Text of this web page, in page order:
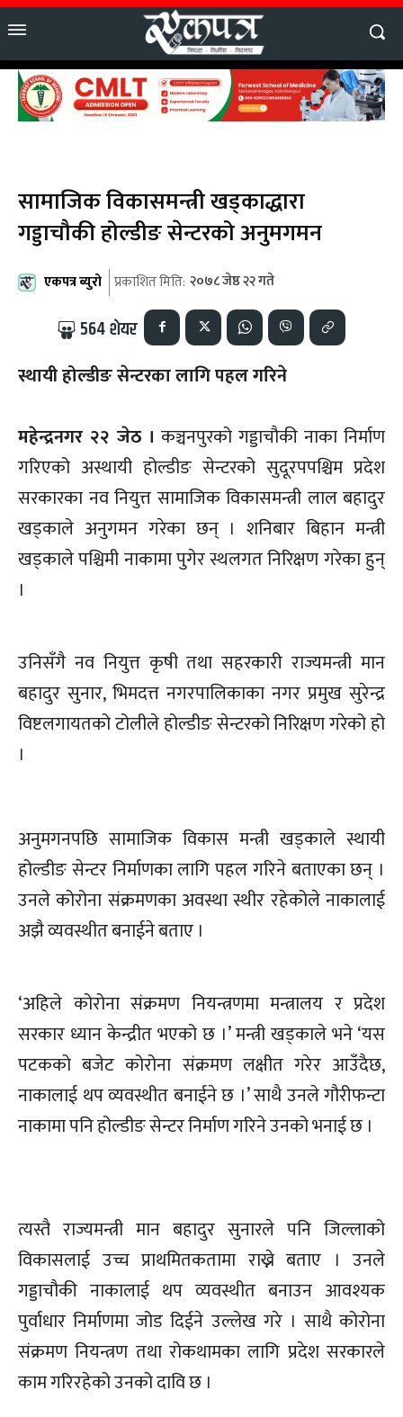
सामाजिक विकासमन्त्री खड्काद्धारा
गड्डाचौकी होल्डीङ सेन्टरको अनुमगमन
एकपत्र ब्युरो प्रकाशित मिति: २०७८ जेष्ठ २२ गते
564शेयर
स्थायी होल्डीङ सेन्टरका लागि पहल गरिने
महेन्द्रनगर २२ जेठ । कञ्चनपुरको गड्डाचौकी नाका निर्माण
गरिएको अस्थायी होल्डीङ सेन्टरको सुदूरपपश्चिम प्रदेश
सरकारका नव नियुत्त सामाजिक विकासमन्त्री लाल बहादुर
खड्काले अनुगमन गरेका छन् । शनिबार बिहान मन्त्री
खड्काले पश्चिमी नाकामा पुगेर स्थलगत निरिक्षण गरेका हुन्
।
उनिसँगै नव नियुत्त कृषी तथा सहरकारी राज्यमन्त्री मान
बहादुर सुनार, भिमदत्त नगरपालिकाका नगर प्रमुख सुरेन्द्र
विष्टलगायतको टोलीले होल्डीङ सेन्टरको निरिक्षण गरेको हो
।
अनुमगनपछि सामाजिक विकास मन्त्री खड्काले स्थायी
होल्डीङ सेन्टर निर्माणका लागि पहल गरिने बताएका छन् ।
उनले कोरोना संक्रमणका अवस्था स्थीर रहेकोले नाकालाई
अझै व्यवस्थीत बनाईने बताए ।
‘अहिले कोरोना संक्रमण नियन्त्रणमा मन्त्रालय र प्रदेश
सरकार ध्यान केन्द्रीत भएको छ ।’ मन्त्री खड्काले भने ‘यस
पटकको बजेट कोरोना संक्रमण लक्षीत गरेर आउँदैछ,
नाकालाई थप व्यवस्थीत बनाईने छ ।’ साथै उनले गौरीफन्टा
नाकामा पनि होल्डीङ सेन्टर निर्माण गरिने उनको भनाई छ ।
त्यस्तै राज्यमन्त्री मान बहादुर सुनारले पनि जिल्लाको
विकासलाई उच्च प्राथमितकतामा राख्ने बताए । उनले
गड्डाचौकी नाकालाई थप व्यवस्थीत बनाउन आवश्यक
पुर्वाधार निर्माणमा जोड दिईने उल्लेख गरे । साथै कोरोना
संक्रमण नियन्त्रण तथा रोकथामका लागि प्रदेश सरकारले
काम गरिरहेको उनको दावि छ ।